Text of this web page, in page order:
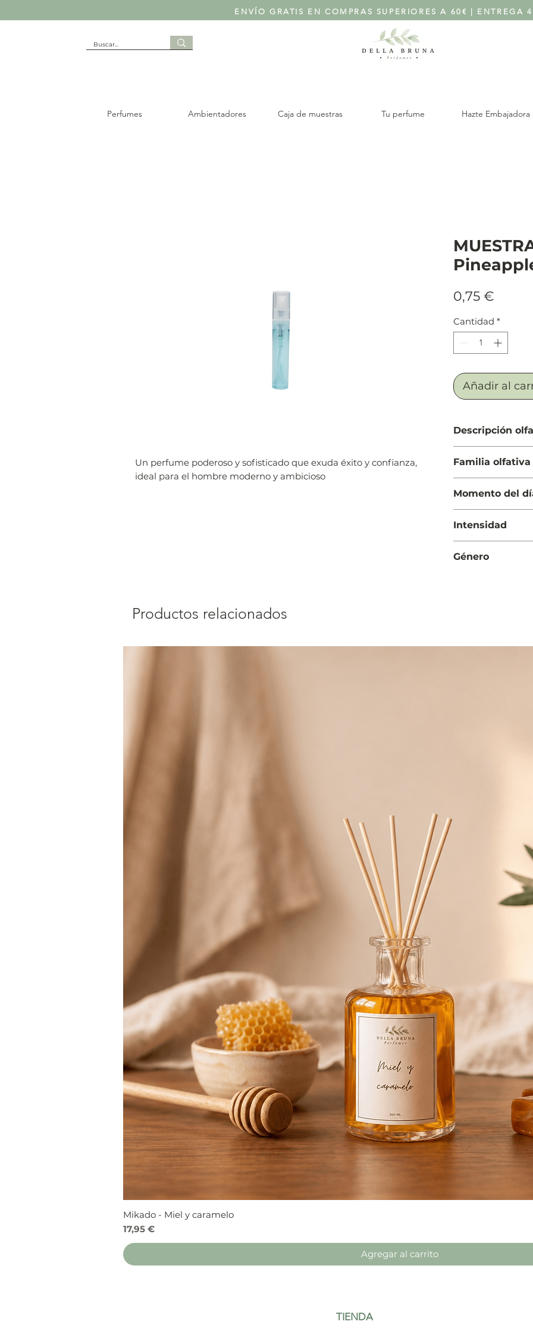
ENVÍO GRATIS EN COMPRAS SUPERIORES A 60€ | ENTREGA
Perfumes Ambientadores Caja de muestras Tu perfume Hazte Embajadora
Un perfume poderoso y sofisticado que exuda éxito y confianza,
ideal para el hombre moderno y ambicioso
0,75 €
Cantidad *
Añadir al
Descripción
pimienta rosa y
Cuerpo: Sándalo,
Fondo: Durazno,
Familia olfativa
Momento del
Intensidad
Género
Productos relacionados
Mikado - Miel y caramelo
Precio
17,95 €
Agregar al carrito
TIENDA